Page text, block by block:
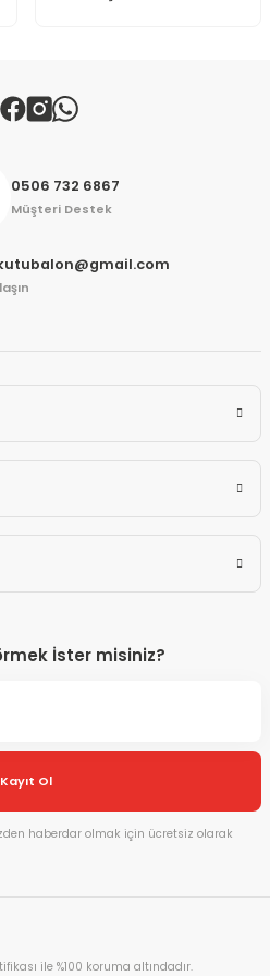
Gönder
0506 732 6867
Müşteri Destek
İster misiniz?
Kayıt Ol
haberdar olmak için ücretsiz olarak
ile %100 koruma altındadır.